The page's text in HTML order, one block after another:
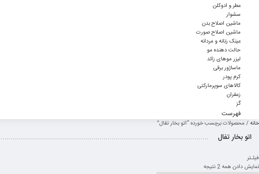
عطر و ادوکلن
سشوار
ماشین اصلاح بدن
ماشین اصلاح صورت
عینک زنانه و مردانه
حالت دهنده مو
لیزر موهای زائد
ماساژور برقی
کرم پودر
کالاهای سوپرمارکتی
زعفران
گز
فهرست
خانه/ محصولات برچسب خورده “اتو بخار تفال”
اتو بخار تفال
فیلـتر
نمایش دادن همه 2 نتیجه